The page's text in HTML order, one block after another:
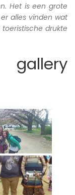
Het is een grote
alles vinden wat
drukte